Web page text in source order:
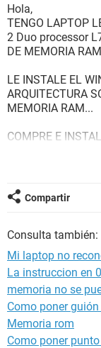
Hola,
TENGO LAPTOP
2 Duo processor
DE MEMORIA
LE INSTALE EL
ARQUITECTURA
MEMORIA RAM...
COMPRE E
TAJETAS DE 667-
DISPONIBLES 3
Compartir
Consulta también:
Mi laptop no
La instruccion en
memoria no se
Como poner
Memoria rom
Como poner